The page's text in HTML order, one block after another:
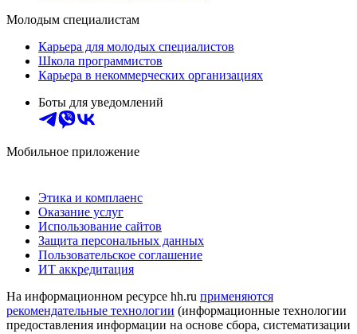
Молодым специалистам
Карьера для молодых специалистов
Школа программистов
Карьера в некоммерческих организациях
Боты для уведомлений
Мобильное приложение
Этика и комплаенс
Оказание услуг
Использование сайтов
Защита персональных данных
Пользовательское соглашение
ИТ аккредитация
На информационном ресурсе hh.ru применяются
рекомендательные технологии (информационные технологии
предоставления информации на основе сбора, систематизации